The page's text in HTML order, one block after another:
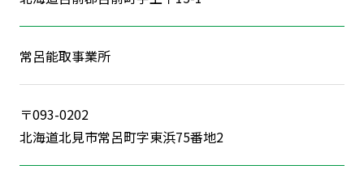
常呂能取事業所
〒093-0202
北海道北見市常呂町字東浜75番地2